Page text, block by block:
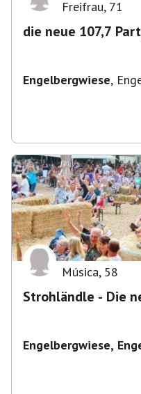
Freifrau, 71
die neue 107,7
Engelbergwiese,
Música, 58
Strohländle - Die
Engelbergwiese,